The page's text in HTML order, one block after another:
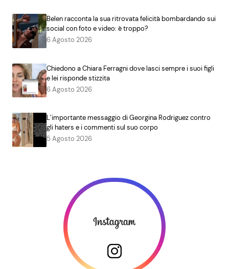
Belen racconta la sua ritrovata felicità bombardando sui
social con foto e video: è troppo?
6 Agosto 2026
Chiedono a Chiara Ferragni dove lasci sempre i suoi figli
e lei risponde stizzita
6 Agosto 2026
L’importante messaggio di Georgina Rodriguez contro
gli haters e i commenti sul suo corpo
5 Agosto 2026